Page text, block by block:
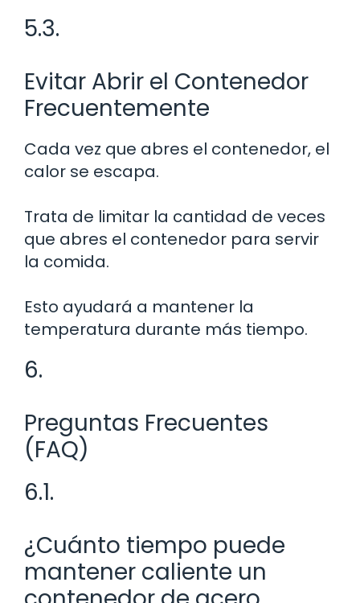
5.3.
Evitar Abrir el Contenedor
Frecuentemente
Cada vez que abres el contenedor, el
calor se escapa.
Trata de limitar la cantidad de veces
que abres el contenedor para servir
la comida.
Esto ayudará a mantener la
temperatura durante más tiempo.
6.
Preguntas Frecuentes
(FAQ)
6.1.
¿Cuánto tiempo puede
mantener caliente un